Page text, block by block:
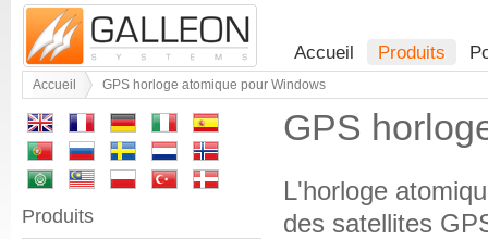
Accueil Produits
Accueil GPS horloge atomique pour Windows
GPS
L'horloge
des satellites
Produits